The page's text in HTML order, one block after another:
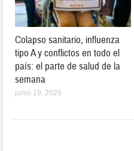
Colapso sanitario, influenza
tipo A y conflictos en todo el
país: el parte de salud de la
semana
junio 19, 2026